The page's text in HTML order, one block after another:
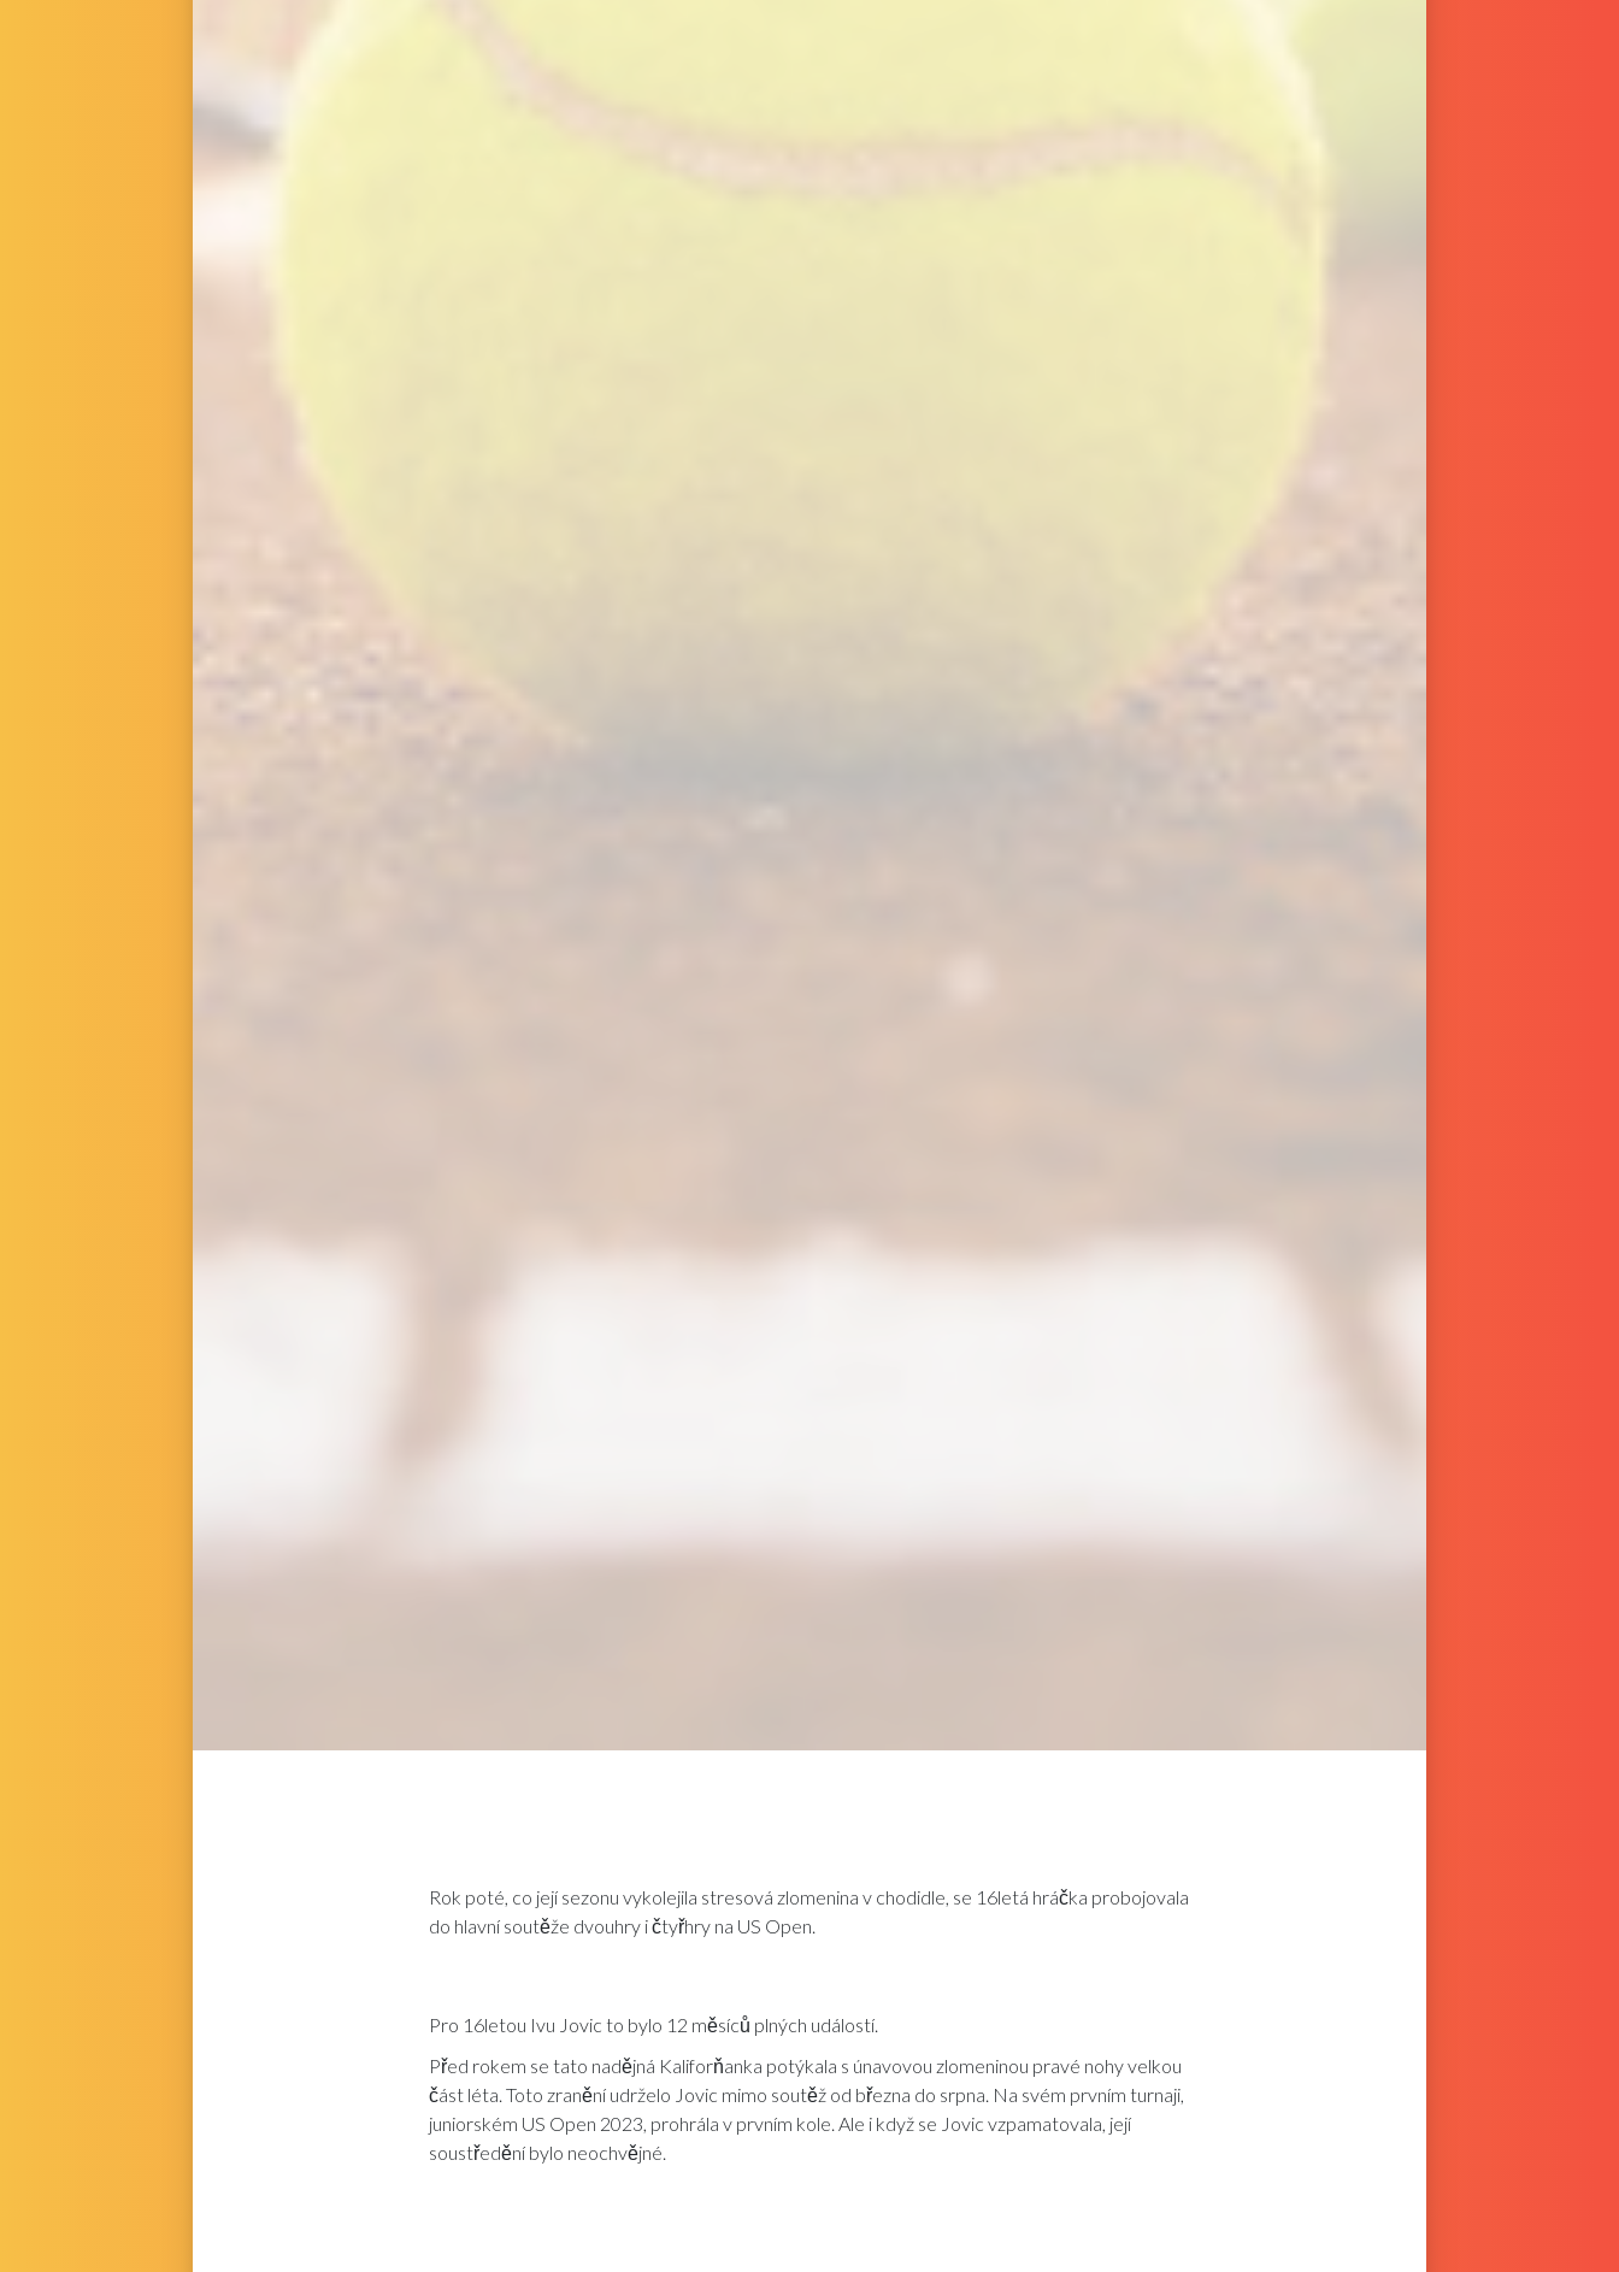
Rok poté, co její sezonu vykolejila stresová zlomenina v chodidle, se 16letá hráčka probojovala
do hlavní soutěže dvouhry i čtyřhry na US Open.
Pro 16letou Ivu Jovic to bylo 12 měsíců plných událostí.
Před rokem se tato nadějná Kaliforňanka potýkala s únavovou zlomeninou pravé nohy velkou
část léta. Toto zranění udrželo Jovic mimo soutěž od března do srpna. Na svém prvním turnaji,
juniorském US Open 2023, prohrála v prvním kole. Ale i když se Jovic vzpamatovala, její
soustředění bylo neochvějné.